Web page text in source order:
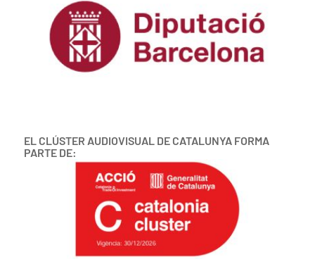
EL CLÚSTER AUDIOVISUAL DE CATALUNYA FORMA
PARTE DE: